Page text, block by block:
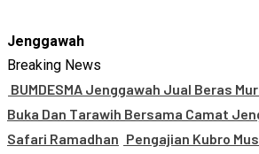
Jenggawah
Breaking News
BUMDESMA Jenggawah Jual Beras
Buka Dan Tarawih Bersama Camat
Safari Ramadhan Pengajian Kubro